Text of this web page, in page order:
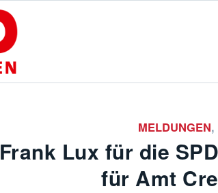
MELDUNGEN,
Frank Lux für die
für Amt